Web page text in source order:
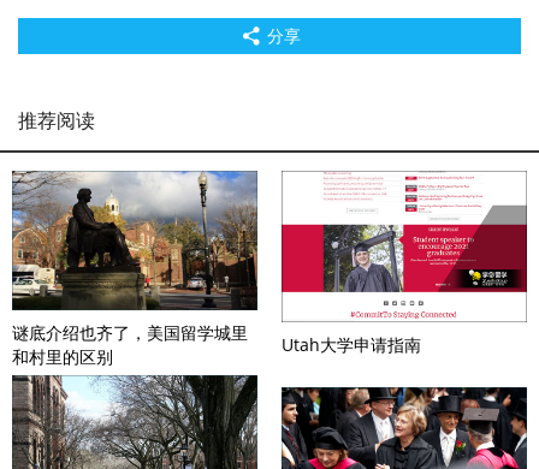
分享
推荐阅读
谜底介绍也齐了，美国留学城里
和村里的区别
Utah大学申请指南